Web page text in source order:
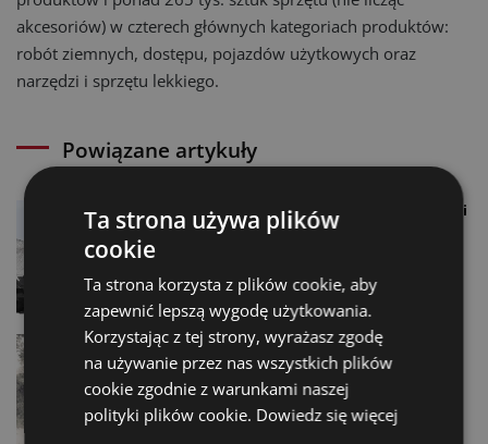
akcesoriów) w czterech głównych kategoriach produktów:
robót ziemnych, dostępu, pojazdów użytkowych oraz
narzędzi i sprzętu lekkiego.
Powiązane artykuły
Siódma generacja ładowarek Hitachi
Zima z posypywarką SaMASZ
IceStorm
01.02.2023
Ta strona używa plików
cookie
Ta strona korzysta z plików cookie, aby
zapewnić lepszą wygodę użytkowania.
Korzystając z tej strony, wyrażasz zgodę
na używanie przez nas wszystkich plików
cookie zgodnie z warunkami naszej
polityki plików cookie. Dowiedz się więcej